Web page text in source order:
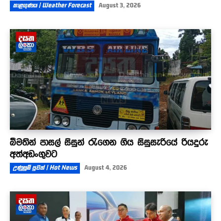
කාළගුණය | Weather Forecast August 3, 2026
බීමතින් පාසල් සිසුන් රැගෙන ගිය සිසුසැරියේ රියදුරු
අත්අඩංගුවට
උණුසුම් පුවත් | Hot News August 4, 2026